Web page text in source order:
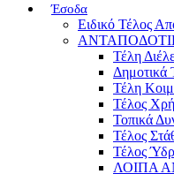
Έσοδα
Ειδικό Τέλος
Τέλη
Δημοτικά
Τέλη
Τέλος
Τοπικά
Τέλος
Τέλος
ΛΟΙΠΑ